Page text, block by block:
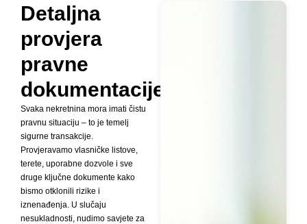
Detaljna
provjera
pravne
dokumentacije
Svaka nekretnina mora imati čistu
pravnu situaciju – to je temelj
sigurne transakcije.
Provjeravamo vlasničke listove,
terete, uporabne dozvole i sve
druge ključne dokumente kako
bismo otklonili rizike i
iznenađenja. U slučaju
nesukladnosti, nudimo savjete za